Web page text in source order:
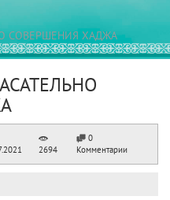
СОВЕРШЕНИЯ ХАДЖА
2694
0
Комментарии